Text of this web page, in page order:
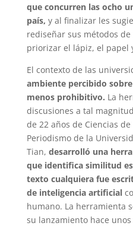
que concurren las ocho
país, y al finalizar les
rediseñar sus métodos
priorizar el lápiz, el papel
El contexto de las
ambiente percibido sobre
menos prohibitivo. La
discusiones a tal
de 22 años de Ciencias
Periodismo de la
Tian, desarrolló una
que identifica similitud
texto cualquiera fue
de inteligencia artificial
humano. La herramienta
su lanzamiento hace